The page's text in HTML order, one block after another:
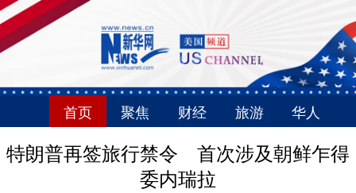
首页 聚焦 财经 旅游 华人
特朗普再签旅行禁令 首次涉及朝鲜乍得
委内瑞拉